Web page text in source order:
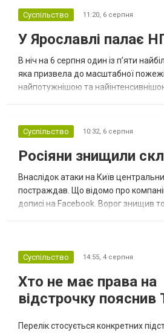
Суспільство 11:20, 6 серпня
У Ярославлі палає
В ніч на 6 серпня один із п’яти
яка призвела до масштабної пожежі
найпотужнішою та
Суспільство 10:32, 6 серпня
Росіяни знищили
Внаслідок атаки на Київ
постраждав. Що відомо про
дописі на Facebook. Ворог знищив
Суспільство 14:55, 4 серпня
Хто не має права на
відстрочку
Перелік стосується конкретних